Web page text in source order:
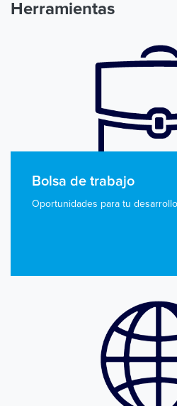
Herramientas
Bolsa de trabajo
Oportunidades para tu